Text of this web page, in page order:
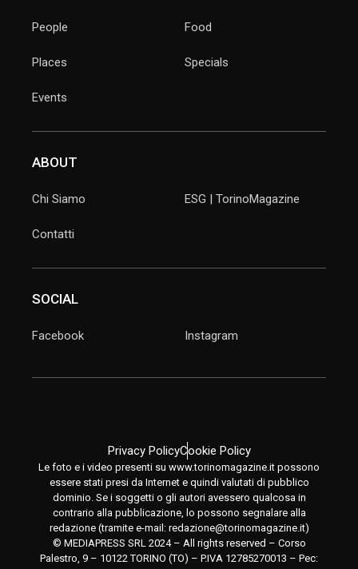
People
Places
Events
Food
Specials
ABOUT
Chi Siamo
Contatti
ESG | TorinoMagazine
SOCIAL
Facebook Instagram
Privacy PolicyCookie Policy
Le foto e i video presenti su www.torinomagazine.it possono
essere stati presi da Internet e quindi valutati di pubblico
dominio. Se i soggetti o gli autori avessero qualcosa in
contrario alla pubblicazione, lo possono segnalare alla
redazione (tramite e-mail: redazione@torinomagazine.it)
© MEDIAPRESS SRL 2024 – All rights reserved – Corso
Palestro, 9 – 10122 TORINO (TO) – P.IVA 12785270013 – Pec: